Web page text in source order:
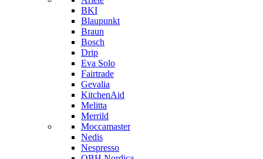
BKI
Blaupunkt
Braun
Bosch
Drip
Eva Solo
Fairtrade
Gevalia
KitchenAid
Melitta
Merrild
Moccamaster
Nedis
Nespresso